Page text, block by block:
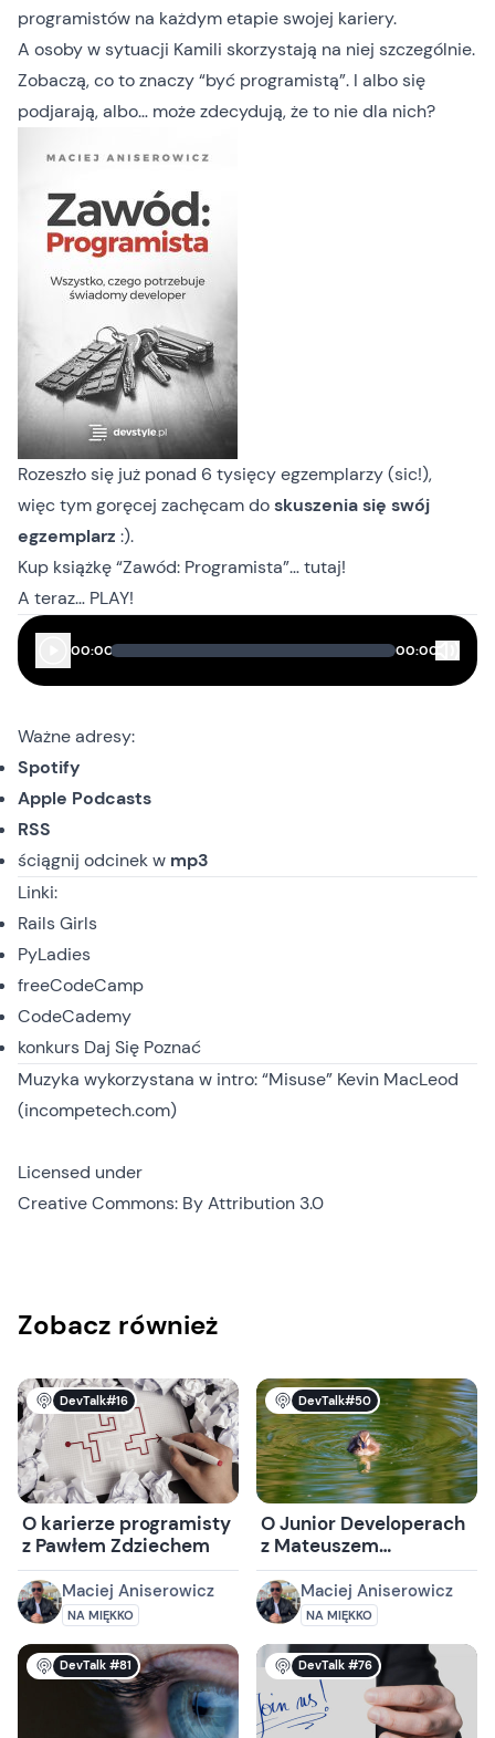
programistów na każdym etapie swojej kariery.
A osoby w sytuacji Kamili skorzystają na niej szczególnie.
Zobaczą, co to znaczy “być programistą”. I albo się
podjarają, albo… może zdecydują, że to nie dla nich?
Rozeszło się już ponad 6 tysięcy egzemplarzy (sic!),
więc tym goręcej zachęcam doskuszenia się swój
egzemplarz :).
Kup książkę“Zawód: Programista”… tutaj!
A teraz… PLAY!
00:00 00:00
Ważne adresy:
Spotify
Apple Podcasts
RSS
ściągnij odcinekw mp3
Linki:
Rails Girls
PyLadies
freeCodeCamp
CodeCademy
konkurs Daj Się Poznać
Muzyka wykorzystana w intro: “Misuse” Kevin MacLeod
(incompetech.com)
Licensed under
Creative Commons: By Attribution 3.0
Zobacz również
DevTalk#16
O karierze programisty
z Pawłem Zdziechem
Maciej Aniserowicz
NA MIĘKKO
DevTalk#50
O Junior Developerach
z Mateuszem
Kupilasem
(JavaDevMatt)
Maciej Aniserowicz
NA MIĘKKO
DevTalk #81 DevTalk #76